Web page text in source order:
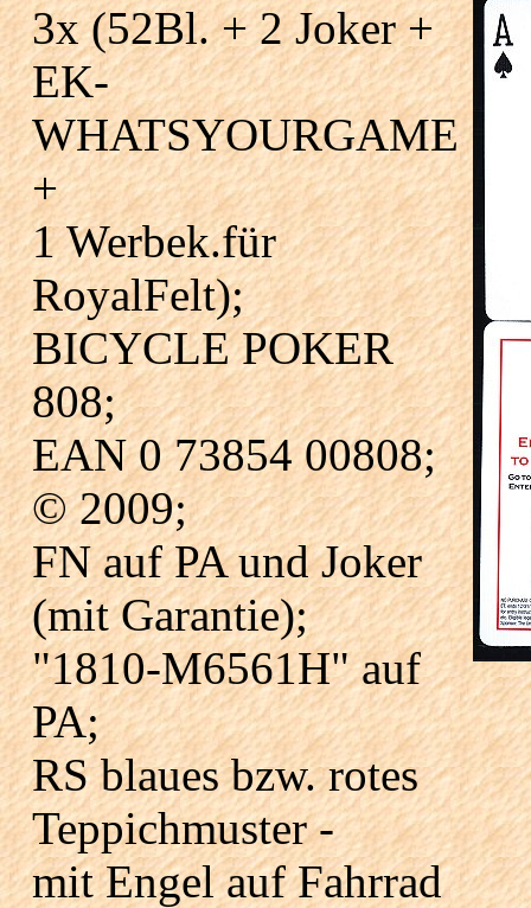
3x (52Bl. + 2 Joker +
EK-
WHATSYOURGAME
+
1 Werbek.für
RoyalFelt);
BICYCLE POKER
808;
EAN 0 73854 00808;
© 2009;
FN auf PA und Joker
(mit Garantie);
"1810-M6561H" auf
PA;
RS blaues bzw. rotes
Teppichmuster -
mit Engel auf Fahrrad